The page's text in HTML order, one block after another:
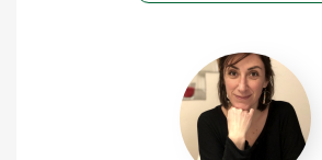
Mélanie
Goyeau